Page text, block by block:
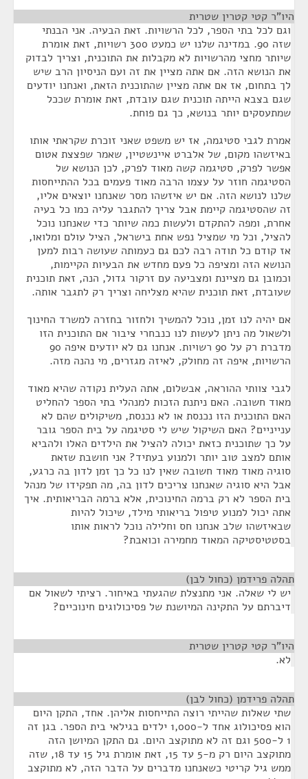
היו"ר קטי קטרין שטרית
וגם לכל בתי הספר, לכל הרשויות. זאת הבעיה. אני הבנתי
שזה 90. במדינה שלנו יש כמעט 300 רשויות, זאת אומרת
שיותר מחצי מהרשויות לא מקבלות את התוכנית, וצריך לבדוק
את הנושא הזה. אם אתה מציין את זה ועם הניסיון הרב שיש
לך בתחום, אז אם אתה מציין שהתוכנית הזאת, ואנחנו יודעים
שגם בצבא הייתה תוכנית שגם עובדת, זאת אומרת שככל
שמתעסקים יותר בנושא, כך גם פוחת.
אמרת לגבי סטיגמה, אז יש משפט שאני זוכרת שקראתי אותו
באיזשהו מקום, של אלברט איינשטיין, שאמר שפצצת אטום
אפשר לפרק, סטיגמה קשה מאוד לפרק, לכן הנושא של
הסטיגמה חוזר על עצמו הרבה מאוד פעמים בכל ההתייחסות
שלנו לנושא הזה. אם יש איזשהו מסר שאנחנו יוצאים אליו,
זה שהסטיגמה קיימת אבל צריך להתגבר עליה כמו כל בעיה
אחרת, ומפה להתקדם ולעשות כמה שיותר כדי שאנחנו נוכל
להציל, וכל מי שמציל נפש אחת בישראל, הציל עולם ומלואו,
אז קודם כל תודה רבה לכם גם כעמותה שעושה רבות למען
הנושא הזה ומציפה כל פעם מחדש את הבעיות הקיימות,
וכמובן גם מציינת ומצביעה עם זרקור גדול, הנה, זאת תוכנית
שעובדת, זאת תוכנית שהיא מצליחה וצריך רק לתגבר אותה.
אם יהיה לנו זמן, נוכל להמשיך ולחזור בחזרה למשרד החינוך
ולשאול מה ניתן לעשות לנו כנבחרי ציבור אם התוכנית הזו
מדברת רק על 90 רשויות. אנחנו גם לא יודעים איפה 90
הרשויות, איפה זה מחולק, לאיזה מגזרים, מי נהנה מזה.
לגבי צוותי ההוראה, אבשלום, אתה העלית נקודה שהיא מאוד
מאוד חשובה. האם ניתנת הזכות למנהלי בתי הספר להחליט
האם התוכנית הזו נכנסת או לא נכנסת, משיקולים שהם לא
ענייניים? האם השיקול שיש לי סטיגמה על בית הספר גובר
על כך שתוכנית כזאת יכולה להציל את הילדים האלו ולהביא
אותם למצב טוב יותר ולמנוע בעתיד? אני חושבת שזאת
סוגיה מאוד מאוד חשובה שאין לנו כל כך זמן לדון בה כרגע,
אבל היא סוגיה שאנחנו צריכים לדון בה, מה תפקידו של מנהל
בית הספר לא רק ברמה החינוכית, אלא ברמה הבריאותית. איך
אתה יכול למנוע טיפול בריאותי מילד, שיכול להיות
שבאיזשהו שלב אנחנו חס וחלילה נוכל לראות אותו
בסטטיסטיקה המאוד מחמירה וכואבת?
תהלה פרידמן (כחול לבן)
יש לי שאלה. אני מתנצלת שהגעתי באיחור. רציתי לשאול אם
דיברתם על התקינה המיושנת של פסיכולוגים חינוכיים?
היו"ר קטי קטרין שטרית
לא.
תהלה פרידמן (כחול לבן)
שתי שאלות שהייתי רוצה התייחסות אליהן. אחד, התקן היום
הוא פסיכולוג אחד ל-1,000 ילדים בגילאי בית הספר. בגן זה
1 ל-500 וגם זה לא מתוקצב היום. גם התקן המיושן הזה
מתוקצב היום רק מ-5 עד 15, זאת אומרת גיל 15 עד 18, שזה
ממש גיל קריטי כשאנחנו מדברים על הדבר הזה, לא מתוקצב